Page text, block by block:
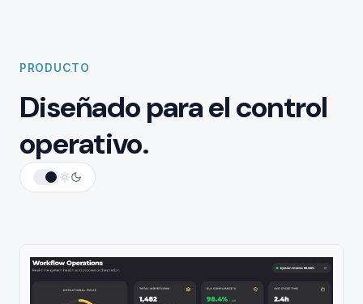
PRODUCTO
Diseñado para el control
operativo.